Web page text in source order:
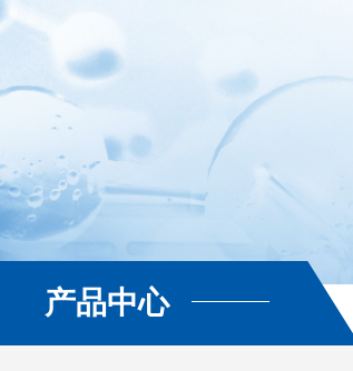
产品中心